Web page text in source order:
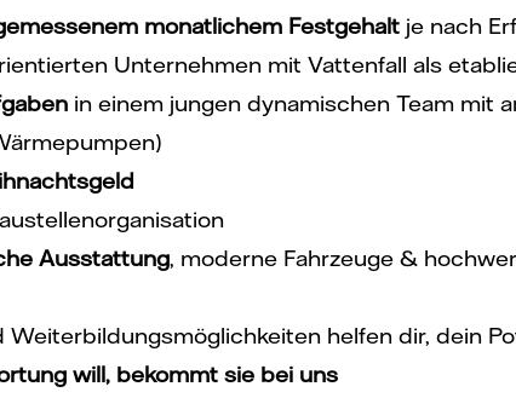
monatlichem Festgehalt je nach
Unternehmen mit Vattenfall als
in einem jungen dynamischen Team mit
Ausstattung, moderne Fahrzeuge &
Weiterbildungsmöglichkeiten helfen dir, dein
will, bekommt sie bei uns